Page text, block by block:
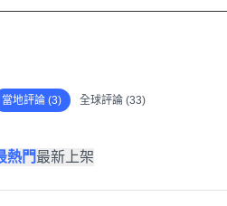
當地評論 (3) 全球評論 (33)
熱門最新上架